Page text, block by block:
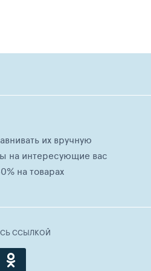
их вручную
на интересующие вас
на товарах
ССЫЛКОЙ